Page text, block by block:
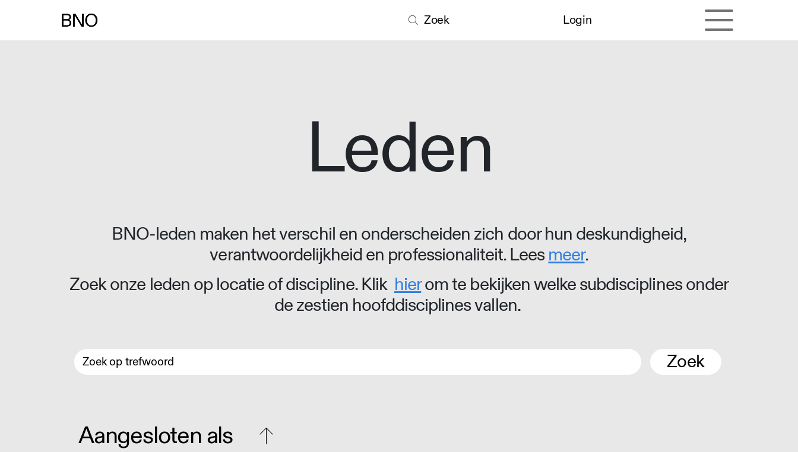
Zoek Login
Leden
BNO-leden maken het verschil en onderscheiden zich door hun deskundigheid,
verantwoordelijkheid en professionaliteit. Leesmeer.
Zoek onze leden op locatie of discipline. Klik hierom te bekijken welke subdisciplines onder
de zestien hoofddisciplines vallen.
Zoek
Aangesloten als